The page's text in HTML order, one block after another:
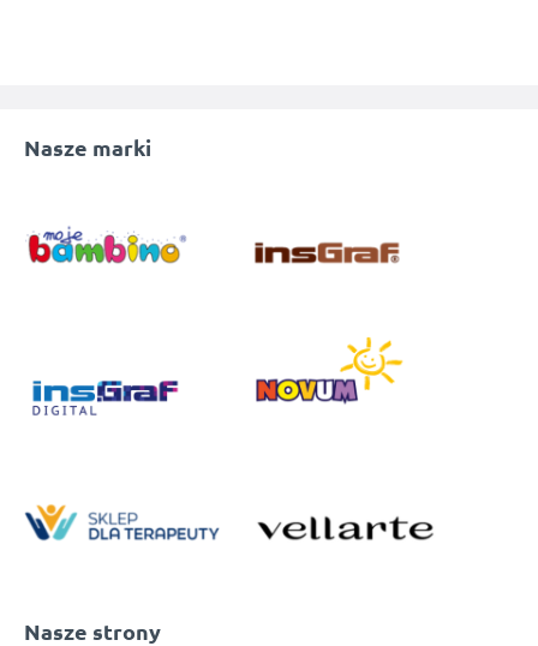
Nasze marki
Nasze strony